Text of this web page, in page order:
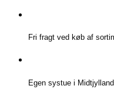
Fortsæt
indholdFri fragt ved køb af
Egen systue i Midtjylland